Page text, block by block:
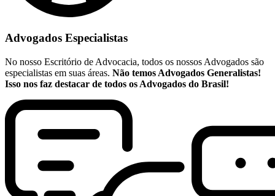
Advogados Especialistas
No nosso Escritório de Advocacia, todos os nossos Advogados são
especialistas em suas áreas. Não temos Advogados Generalistas!
Isso nos faz destacar de todos os Advogados do Brasil!